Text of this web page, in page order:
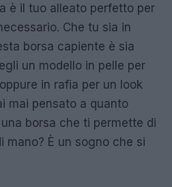
è il tuo alleato perfetto per
Che tu sia in
borsa capiente è sia
un modello in pelle per
in rafia per un look
mai pensato a quanto
borsa che ti permette di
È un sogno che si